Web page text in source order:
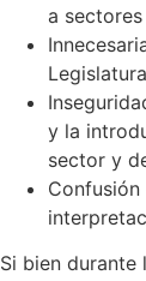
a
y la
sector y
Si bien